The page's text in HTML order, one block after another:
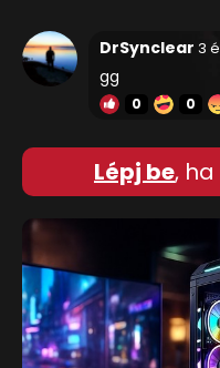
DrSynclear 3
gg
0 0
Lépj be,